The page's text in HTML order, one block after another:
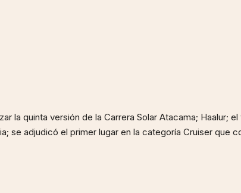
la quinta versión de la Carrera Solar Atacama; Haalur;
se adjudicó el primer lugar en la categoría Cruiser que